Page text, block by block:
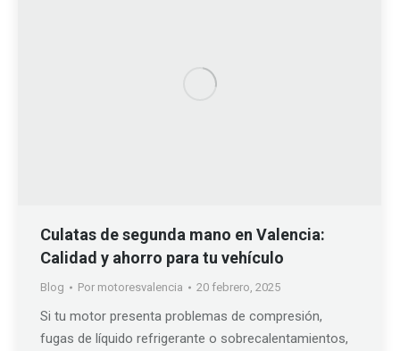
Culatas de segunda mano en Valencia:
Calidad y ahorro para tu vehículo
Blog Por motoresvalencia 20 febrero, 2025
Si tu motor presenta problemas de compresión,
fugas de líquido refrigerante o sobrecalentamientos,